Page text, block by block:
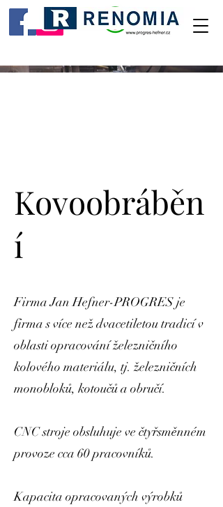
Kovoobráběn
í
Firma Jan Hefner-PROGRES je
firma s více než dvacetiletou tradicí v
oblasti opracování železničního
kolového materiálu, tj. železničních
monobloků, kotoučů a obručí.
CNC stroje obsluhuje ve čtyřsměnném
provoze cca 60 pracovníků.
Kapacita opracovaných výrobků